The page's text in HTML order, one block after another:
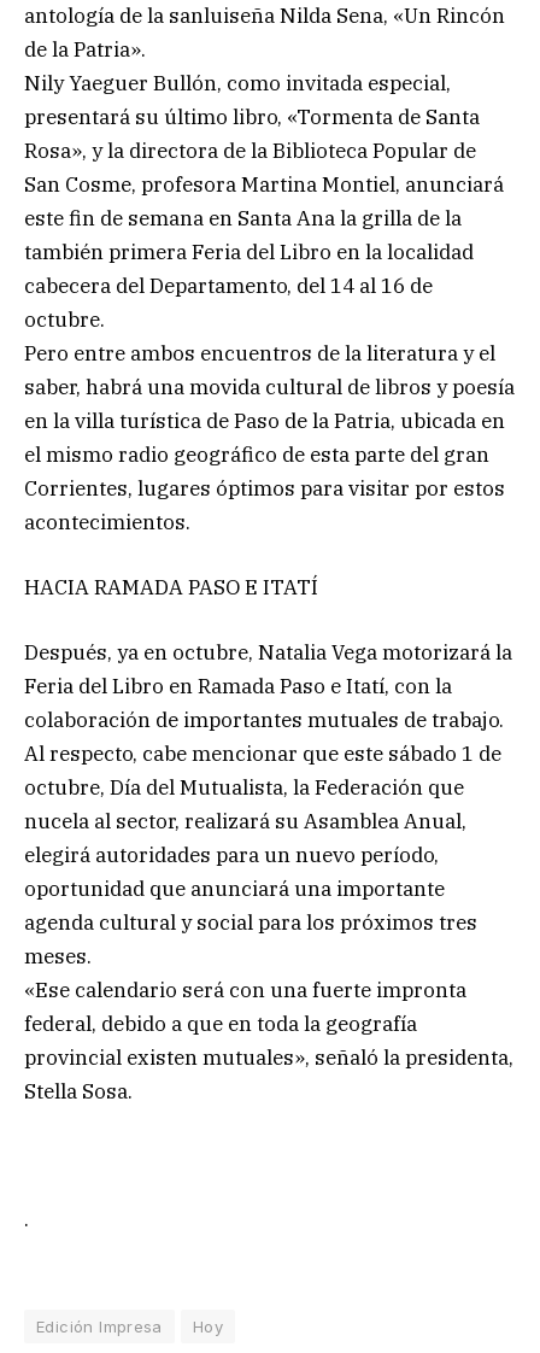
antología de la sanluiseña Nilda Sena, «Un Rincón
de la Patria».
Nily Yaeguer Bullón, como invitada especial,
presentará su último libro, «Tormenta de Santa
Rosa», y la directora de la Biblioteca Popular de
San Cosme, profesora Martina Montiel, anunciará
este fin de semana en Santa Ana la grilla de la
también primera Feria del Libro en la localidad
cabecera del Departamento, del 14 al 16 de
octubre.
Pero entre ambos encuentros de la literatura y el
saber, habrá una movida cultural de libros y poesía
en la villa turística de Paso de la Patria, ubicada en
el mismo radio geográfico de esta parte del gran
Corrientes, lugares óptimos para visitar por estos
acontecimientos.
HACIA RAMADA PASO E ITATÍ
Después, ya en octubre, Natalia Vega motorizará la
Feria del Libro en Ramada Paso e Itatí, con la
colaboración de importantes mutuales de trabajo.
Al respecto, cabe mencionar que este sábado 1 de
octubre, Día del Mutualista, la Federación que
nucela al sector, realizará su Asamblea Anual,
elegirá autoridades para un nuevo período,
oportunidad que anunciará una importante
agenda cultural y social para los próximos tres
meses.
«Ese calendario será con una fuerte impronta
federal, debido a que en toda la geografía
provincial existen mutuales», señaló la presidenta,
Stella Sosa.
.
Edición Impresa Hoy